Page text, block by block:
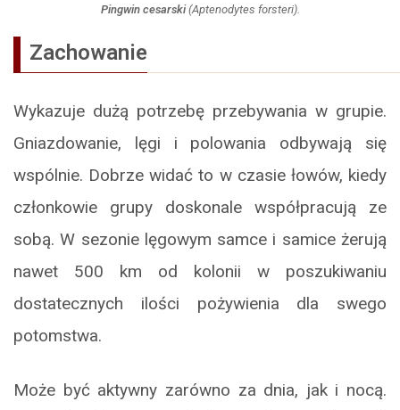
Pingwin cesarski(Aptenodytes forsteri).
Zachowanie
Wykazuje dużą potrzebę przebywania w grupie.
Gniazdowanie, lęgi i polowania odbywają się
wspólnie. Dobrze widać to w czasie łowów, kiedy
członkowie grupy doskonale współpracują ze
sobą. W sezonie lęgowym samce i samice żerują
nawet 500 km od kolonii w poszukiwaniu
dostatecznych ilości pożywienia dla swego
potomstwa.
Może być aktywny zarówno za dnia, jak i nocą.